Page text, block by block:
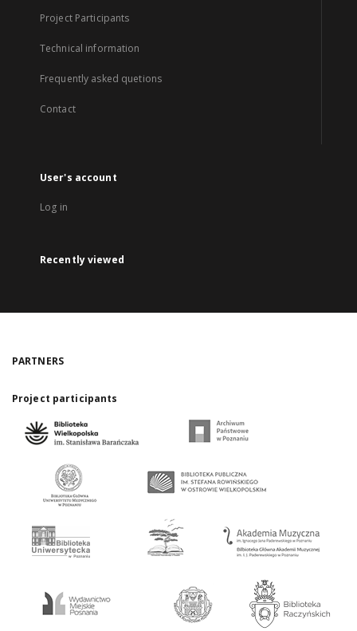
Project Participants
Technical information
Frequently asked quetions
Contact
User's account
Log in
Recently viewed
PARTNERS
Project participants